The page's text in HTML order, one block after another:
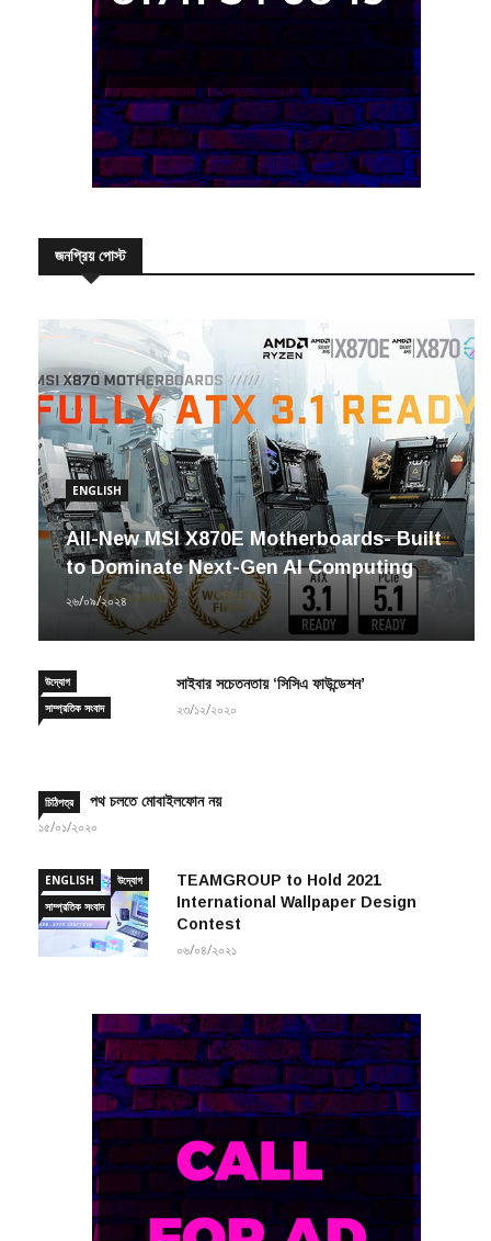
জনপ্রিয় পোস্ট
ENGLISH
All-New MSI X870E Motherboards- Built
to Dominate Next-Gen AI Computing
২৬/০৯/২০২৪
উদ্যোগ
সাম্প্রতিক সংবাদ
সাইবার সচেতনতায় ‘সিসিএ ফাউন্ডেশন’
২৩/১২/২০২০
চিঠিপত্র পথ চলতে মোবাইলফোন নয়
১৫/০১/২০২০
ENGLISH
উদ্যোগ
সাম্প্রতিক সংবাদ
TEAMGROUP to Hold 2021
International Wallpaper Design
Contest
০৬/০৪/২০২১